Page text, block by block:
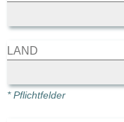
LAND
* Pflichtfelder